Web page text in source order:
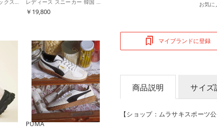
SPEEDCAT OG ユニセックス 398846 （レッド系その他） レディース スニーカー 韓国 ミッドカット SPEEDCAT MID スピードキャット 400384 01 （ブラック）
￥19,800
PUMA
お気
マイブランドに登録
商品説明 サイズ
【ショップ：ムラサキスポーツ